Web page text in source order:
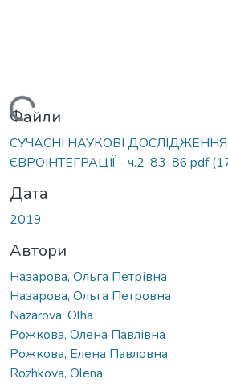
Вантажиться...
Файли
СУЧАСНІ НАУКОВІ
ЄВРОІНТЕГРАЦІЇ - ч.2-83-86.pdf
Дата
2019
Автори
Назарова, Ольга Петрівна
Назарова, Ольга Петровна
Nazarova, Olha
Рожкова, Олена Павлівна
Рожкова, Елена Павловна
Rozhkova, Olena